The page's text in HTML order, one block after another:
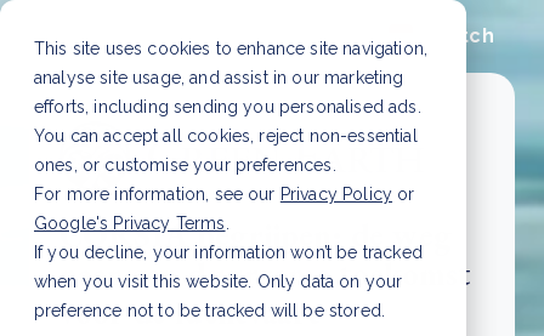
This site uses cookies to enhance site navigation,
analyse site usage, and assist in our marketing
efforts, including sending you personalised ads.
You can accept all cookies, reject non-essential
ones, or customise your preferences.
For more information, see our Privacy Policy or
Google's Privacy Terms
If you decline, your information won’t be tracked
when you visit this website. Only data on your
preference not to be tracked will be stored.
Dutch
CORSIA begrijpen: de weg
naar een duurzame toekomst
voor de luchtvaart